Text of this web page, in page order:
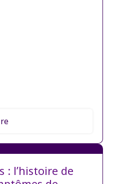
: l’histoire de